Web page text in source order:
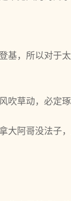
基，所以对于
草动，必定
大阿哥没法子